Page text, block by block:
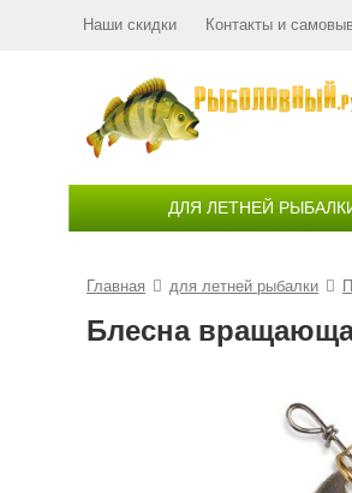
Наши скидки Контакты и
ДЛЯ ЛЕТНЕЙ
Главная для летней рыбалки
Блесна